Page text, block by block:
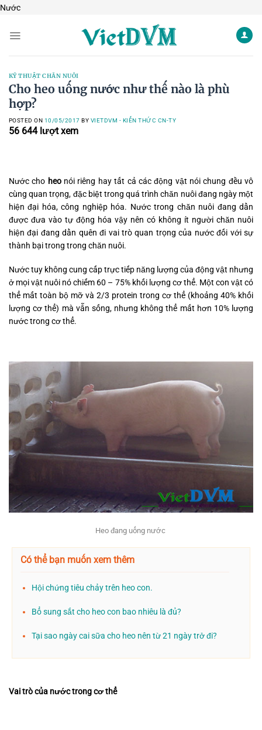
NướcSkip
content
KỸ THUẬT CHĂN NUÔI
Cho heo uống nước như thế nào là phù
hợp?
POSTED ON 10/05/2017 BY VIETDVM - KIẾN THỨC CN-TY
56 644 lượt xem
Nướccho heo nói riêng hay tất cả các động vật nói chung đều vô
cùng quan trọng, đặc biệt trong quá trình chăn nuôi đang ngày một
hiện đại hóa, công nghiệp hóa. Nước trong chăn nuôi đang dần
được đưa vào tự động hóa vậy nên có không ít người chăn nuôi
hiện đại đang dần quên đi vai trò quan trọng của nước đối với sự
thành bại trong trong chăn nuôi.
Nước tuy không cung cấp trực tiếp năng lượng của động vật nhưng
ở mọi vật nuôi nó chiếm 60 – 75% khối lượng cơ thể. Một con vật có
thể mất toàn bộ mỡ và 2/3 protein trong cơ thể (khoảng 40% khối
lượng cơ thể) mà vẫn sống, nhưng không thể mất hơn 10% lượng
nước trong cơ thể.
Heo đang uống nước
Có thể bạn muốn xem thêm
Hội chứng tiêu chảy trên heo con.
Bổ sung sắt cho heo con bao nhiêu là đủ?
Tại sao ngày cai sữa cho heo nên từ 21 ngày trở đi?
Vai trò của nước trong cơ thể